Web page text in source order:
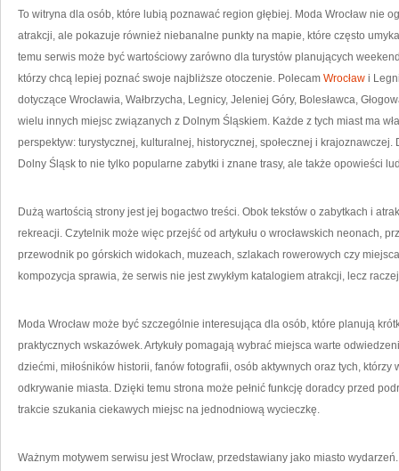
To witryna dla osób, które lubią poznawać region głębiej. Moda Wrocław nie
atrakcji, ale pokazuje również niebanalne punkty na mapie, które często
temu serwis może być wartościowy zarówno dla turystów planujących
którzy chcą lepiej poznać swoje najbliższe otoczenie. Polecam Wrocław i
dotyczące Wrocławia, Wałbrzycha, Legnicy, Jeleniej Góry, Bolesławca,
wielu innych miejsc związanych z Dolnym Śląskiem. Każde z tych miast ma
perspektyw: turystycznej, kulturalnej, historycznej, społecznej i
Dolny Śląsk to nie tylko popularne zabytki i znane trasy, ale także opowieści
Dużą wartością strony jest jej bogactwo treści. Obok tekstów o zabytkach i
rekreacji. Czytelnik może więc przejść od artykułu o wrocławskich neonach,
przewodnik po górskich widokach, muzeach, szlakach rowerowych czy
kompozycja sprawia, że serwis nie jest zwykłym katalogiem atrakcji, lecz
Moda Wrocław może być szczególnie interesująca dla osób, które planują
praktycznych wskazówek. Artykuły pomagają wybrać miejsca warte
dziećmi, miłośników historii, fanów fotografii, osób aktywnych oraz tych,
odkrywanie miasta. Dzięki temu strona może pełnić funkcję doradcy przed
trakcie szukania ciekawych miejsc na jednodniową wycieczkę.
Ważnym motywem serwisu jest Wrocław, przedstawiany jako miasto